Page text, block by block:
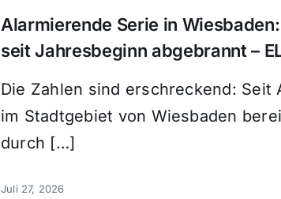
Alarmierende Serie in
seit Jahresbeginn abgebrannt –
Die Zahlen sind erschreckend: Seit
im Stadtgebiet von Wiesbaden
durch […]
Juli 27, 2026